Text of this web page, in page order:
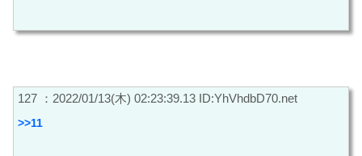
127 ：2022/01/13(木) 02:23:39.13 ID:YhVhdbD70.net
>>11